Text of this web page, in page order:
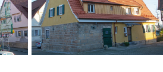
Fassaden
Innenräume